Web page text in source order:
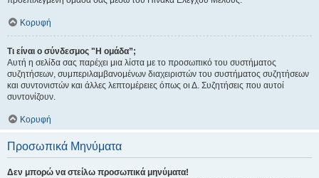
Κορυφή
Τι είναι ο σύνδεσμος "Η ομάδα”;
Αυτή η σελίδα σας παρέχει μια λίστα με το προσωπικό του συστήματος
συζητήσεων, συμπεριλαμβανομένων διαχειριστών του συστήματος συζητήσεων
και συντονιστών και άλλες λεπτομέρειες όπως οι Δ. Συζητήσεις που αυτοί
συντονίζουν.
Κορυφή
Προσωπικά Μηνύματα
Δεν μπορώ να στείλω προσωπικά μηνύματα!